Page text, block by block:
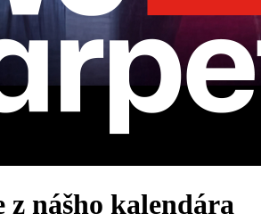
z nášho kalendára